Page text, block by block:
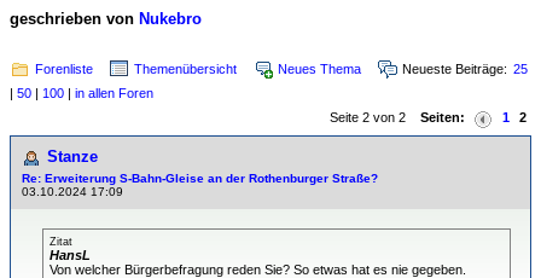
geschrieben von Nukebro
Forenliste Themenübersicht Neues Thema Neueste Beiträge: 25
| 50 | 100 | in allen Foren
Seite 2 von 2 Seiten: 1 2
Stanze
Re: Erweiterung S-Bahn-Gleise an der Rothenburger Straße?
03.10.2024 17:09
Zitat
HansL
Von welcher Bürgerbefragung reden Sie? So etwas hat es nie gegeben.